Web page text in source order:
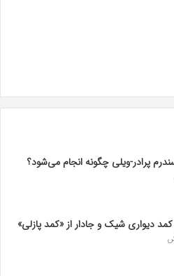
پرادر-ویلی چگونه انجام می‌شود؟
دیواری شیک و جادار از «کمد پازلی»